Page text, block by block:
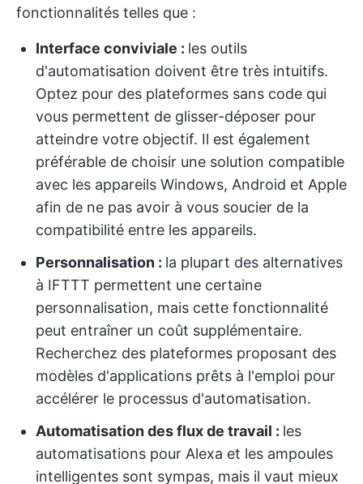
fonctionnalités telles que :
Interface conviviale : les outils
d'automatisation doivent être très intuitifs.
Optez pour des plateformes sans code qui
vous permettent de glisser-déposer pour
atteindre votre objectif. Il est également
préférable de choisir une solution compatible
avec les appareils Windows, Android et Apple
afin de ne pas avoir à vous soucier de la
compatibilité entre les appareils.
Personnalisation : la plupart des alternatives
à IFTTT permettent une certaine
personnalisation, mais cette fonctionnalité
peut entraîner un coût supplémentaire.
Recherchez des plateformes proposant des
modèles d'applications prêts à l'emploi pour
accélérer le processus d'automatisation.
Automatisation des flux de travail : les
automatisations pour Alexa et les ampoules
intelligentes sont sympas, mais il vaut mieux